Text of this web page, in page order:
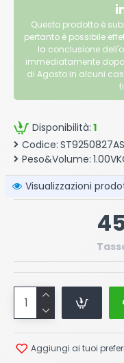
Disponibilità: 1
Codice: ST9250827AS
Peso&Volume:
Visualizzazioni
Aggiungi ai tuoi
Questo prodotto è
pertanto è possibile
la conclusione
immediatamente
di Agosto in alcuni